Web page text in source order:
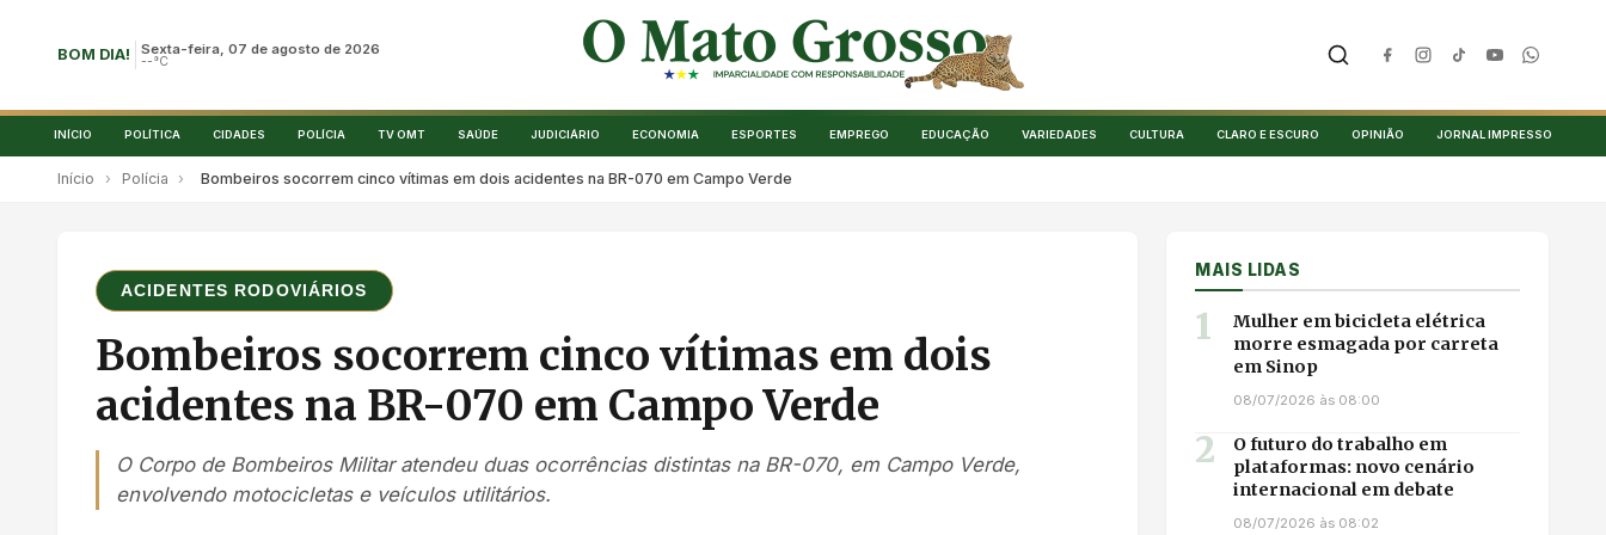
BOM DIA! Sexta-feira, 07 de agosto de 2026
--°C
INÍCIO POLÍTICA CIDADES POLÍCIA TV OMT SAÚDE JUDICIÁRIO ECONOMIA ESPORTES EMPREGO EDUCAÇÃO VARIEDADES CULTURA CLARO E ESCURO OPINIÃO JORNAL IMPRESSO
Início › Polícia › Bombeiros socorrem cinco vítimas em dois acidentes na BR-070 em Campo Verde
ACIDENTES RODOVIÁRIOS
Bombeiros socorrem cinco vítimas em dois
acidentes na BR-070 em Campo Verde
O Corpo de Bombeiros Militar atendeu duas ocorrências distintas na BR-070, em Campo Verde,
envolvendo motocicletas e veículos utilitários.
MAIS LIDAS
1
Mulher em bicicleta elétrica
morre esmagada por carreta
em Sinop
08/07/2026 às 08:00
2
O futuro do trabalho em
plataformas: novo cenário
internacional em debate
08/07/2026 às 08:02